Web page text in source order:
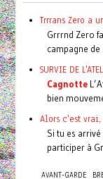
Trrrans Zero a
Grrrnd Zero
campagne de
SURVIE DE
Cagnotte
bien
Alors c'est
Si tu es
participer à
AVANT-GARDE